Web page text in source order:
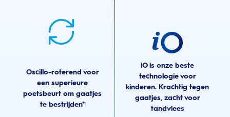
Oscillo-roterend voor
een superieure
poetsbeurt om gaatjes
te bestrijden*
iO is onze beste
technologie voor
kinderen. Krachtig tegen
gaatjes, zacht voor
tandvlees